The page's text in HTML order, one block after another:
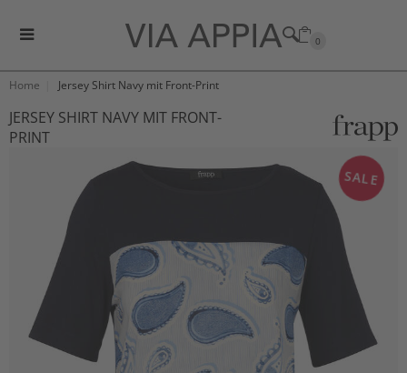
0
Home Jersey Shirt Navy mit Front-Print
JERSEY SHIRT NAVY MIT FRONT-
PRINT
SALE